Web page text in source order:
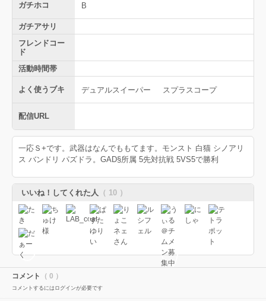
ガチホコ B
ガチアサリ
フレンドコー
ド
活動時間帯
よく使うブキ デュアルスイーパー スプラスコープ
配信URL
一応Ｓ+です。武器はなんでももてます。モンスト 白猫 シノアリ
ス バンドリ パズドラ。GAD§所属 5先対抗戦 5VS5で勝利
いいね！してくれた人 （ 10 ）
コメント （ 0 ）
コメントするにはログインが必要です